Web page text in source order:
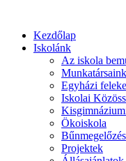
Kezdőlap
Iskolánk
Az iskola
Munkatársaink
Egyházi
Iskolai
Ökoiskola
Bűnmegelőzés
Projektek